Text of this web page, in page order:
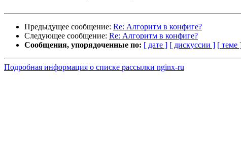
Предыдущее сообщение: Re: Алгоритм в конфиге?
Следующее сообщение: Re: Алгоритм в конфиге?
Сообщения, упорядоченные по: [ дате ] [ дискуссии ] [ теме
Подробная информация о списке рассылки nginx-ru